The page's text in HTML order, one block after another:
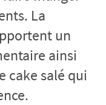
La
un
ainsi
cake salé qui